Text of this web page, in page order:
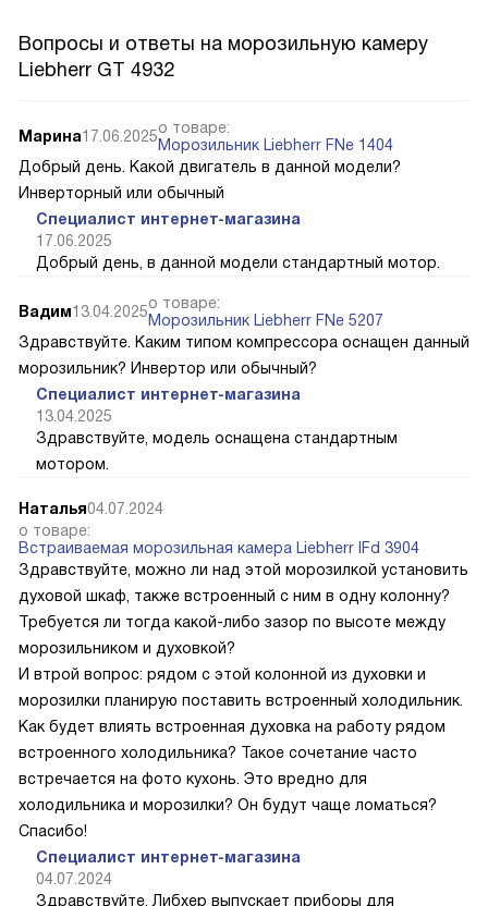
Вопросы и ответы на морозильную камеру
Liebherr GT 4932
Марина17.06.2025о товаре:
Морозильник Liebherr FNe 1404
Добрый день. Какой двигатель в данной модели?
Инверторный или обычный
Специалист интернет-магазина
17.06.2025
Добрый день, в данной модели стандартный мотор.
Вадим13.04.2025о товаре:
Морозильник Liebherr FNe 5207
Здравствуйте. Каким типом компрессора оснащен данный
морозильник? Инвертор или обычный?
Специалист интернет-магазина
13.04.2025
Здравствуйте, модель оснащена стандартным
мотором.
Наталья04.07.2024
о товаре:
Встраиваемая морозильная камера Liebherr IFd 3904
Здравствуйте, можно ли над этой морозилкой установить
духовой шкаф, также встроенный с ним в одну колонну?
Требуется ли тогда какой-либо зазор по высоте между
морозильником и духовкой?
И втрой вопрос: рядом с этой колонной из духовки и
морозилки планирую поставить встроенный холодильник.
Как будет влиять встроенная духовка на работу рядом
встроенного холодильника? Такое сочетание часто
встречается на фото кухонь. Это вредно для
холодильника и морозилки? Он будут чаще ломаться?
Спасибо!
Специалист интернет-магазина
04.07.2024
Здравствуйте, Либхер выпускает приборы для